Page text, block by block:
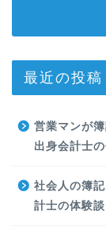
最近の投稿
営業マンが
出身会計士の
社会人の簿
計士の体験談